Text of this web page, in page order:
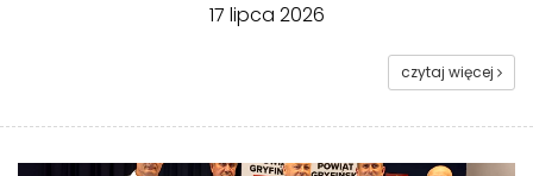
17 lipca 2026
czytaj więcej